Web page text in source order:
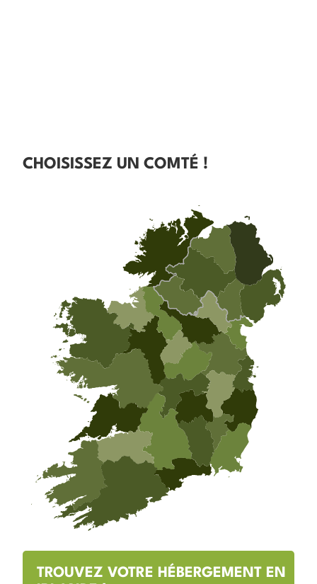
CHOISISSEZ UN COMTÉ !
TROUVEZ VOTRE HÉBERGEMENT EN